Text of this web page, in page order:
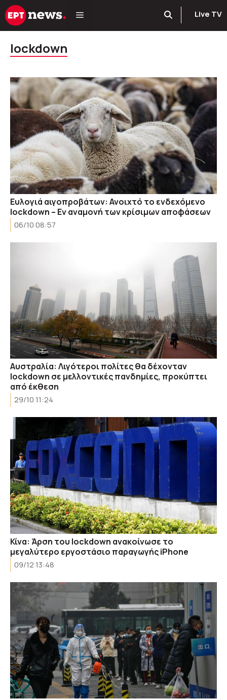
Μετάβαση
σε
Live TV
lockdown
Ευλογιά αιγοπροβάτων: Ανοιχτό το ενδεχόμενο
lockdown – Εν αναμονή των κρίσιμων αποφάσεων
06/10 08:57
Αυστραλία: Λιγότεροι πολίτες θα δέχονταν
lockdown σε μελλοντικές πανδημίες, προκύπτει
από έκθεση
29/10 11:24
Κίνα: Άρση του lockdown ανακοίνωσε το
μεγαλύτερο εργοστάσιο παραγωγής iPhone
09/12 13:48